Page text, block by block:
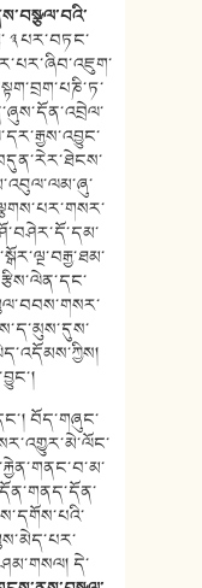
༣ པར་བཏང་
བོད་གཞུང་
དེ་